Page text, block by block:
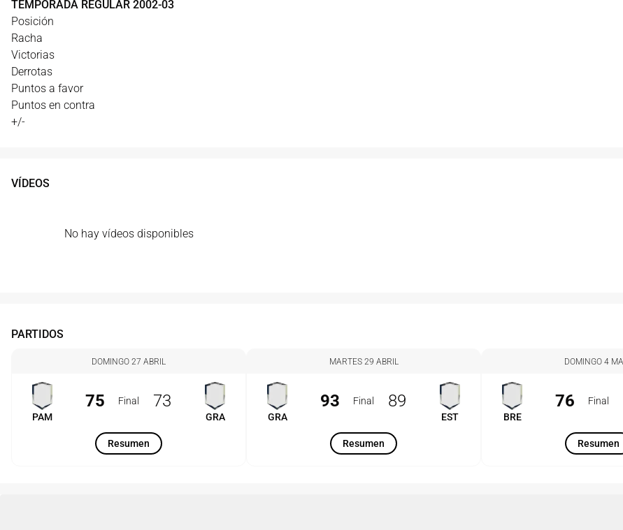
TEMPORADA REGULAR 2002-03
Posición
Racha
Victorias
Derrotas
Puntos a favor
Puntos en contra
+/-
VÍDEOS
No hay vídeos disponibles
PARTIDOS
DOMINGO 27 ABRIL
PAM
75 Final 73
GRA
Resumen
MARTES 29 ABRIL
GRA
93 Final 89
EST
Resumen
DOMINGO 4
BRE
76 Final
Resumen